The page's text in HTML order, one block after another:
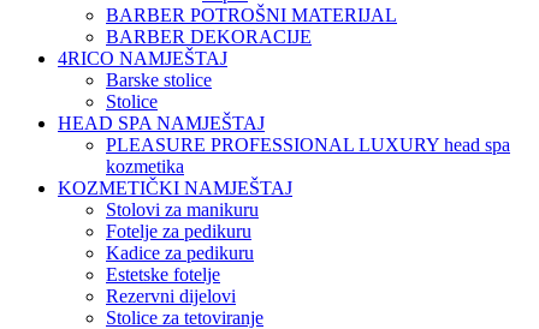
BARBER POTROŠNI MATERIJAL
BARBER DEKORACIJE
4RICO NAMJEŠTAJ
Barske stolice
Stolice
HEAD SPA NAMJEŠTAJ
PLEASURE PROFESSIONAL LUXURY head spa
kozmetika
KOZMETIČKI NAMJEŠTAJ
Stolovi za manikuru
Fotelje za pedikuru
Kadice za pedikuru
Estetske fotelje
Rezervni dijelovi
Stolice za tetoviranje